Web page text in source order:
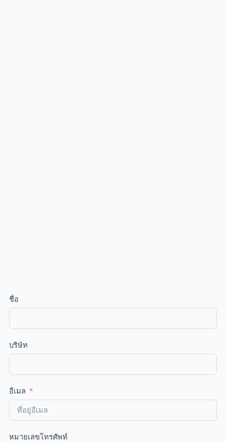
ชื่อ
บริษัท
อีเมล
หมายเลขโทรศัพท์